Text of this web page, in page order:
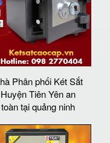
Phân phối Két Sắt
Huyện Tiên Yên an
toàn tại quảng ninh